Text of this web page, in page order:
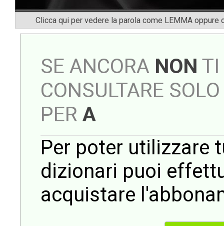
Clicca qui per vedere la parola come LEMMA oppure
SE ANCORA NON TI
CONSULTARE
PER A
Per poter utilizzare
dizionari puoi
acquistare